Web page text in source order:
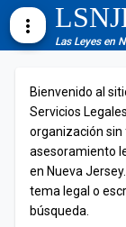
more_vert
Las Leyes en
Bienvenido al
Servicios
organización
asesoramiento
en Nueva
tema legal o
búsqueda.